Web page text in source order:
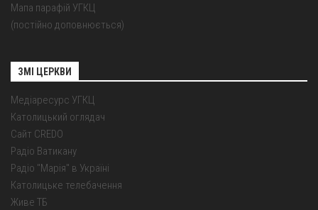
Мапа парафій УГКЦ
(постійно доповнюється)
ЗМІ ЦЕРКВИ
Медіаресурс УГКЦ
Католицький оглядач
Сайт CREDO
Радіо Ватикану
Радіо "Марія" в Україні
Католицьке телебачення
Живе ТБ